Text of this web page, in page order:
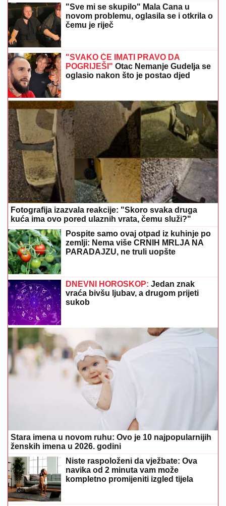
"Sve mi se skupilo" Mala Cana u
novom problemu, oglasila se i otkrila o
čemu je riječ
"SVAKO ĆE IMATI PRAVO DA
POGRIJEŠI" Otac Nemanje Gudelja se
oglasio nakon što je postao djed
Fotografija izazvala reakcije: "Skoro svaka druga
kuća ima ovo pored ulaznih vrata, čemu služi?"
Pospite samo ovaj otpad iz kuhinje po
zemlji: Nema više CRNIH MRLJA NA
PARADAJZU, ne truli uopšte
DNEVNI HOROSKOP: Jedan znak
vraća bivšu ljubav, a drugom prijeti
sukob
Stara imena u novom ruhu: Ovo je 10 najpopularnijih
ženskih imena u 2026. godini
Niste raspoloženi da vježbate: Ova
navika od 2 minuta vam može
kompletno promijeniti izgled tijela